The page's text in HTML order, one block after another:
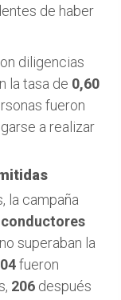
de haber
diligencias
la tasa de 0,60
fueron
a realizar
la campaña
superaban la
fueron
206 después